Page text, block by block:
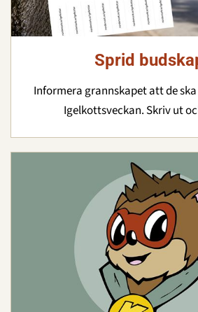
Sprid
Informera grannskapet att de
Igelkottsveckan. Skriv ut